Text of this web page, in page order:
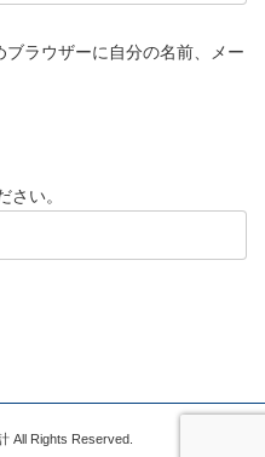
ラウザーに自分の名前、メー
さい。
All Rights Reserved.